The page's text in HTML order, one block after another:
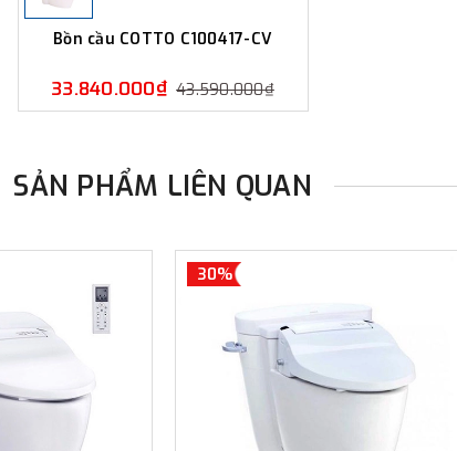
Bồn cầu COTTO C100417-CV
33.840.000₫ 43.590.000₫
SẢN PHẨM LIÊN QUAN
30%